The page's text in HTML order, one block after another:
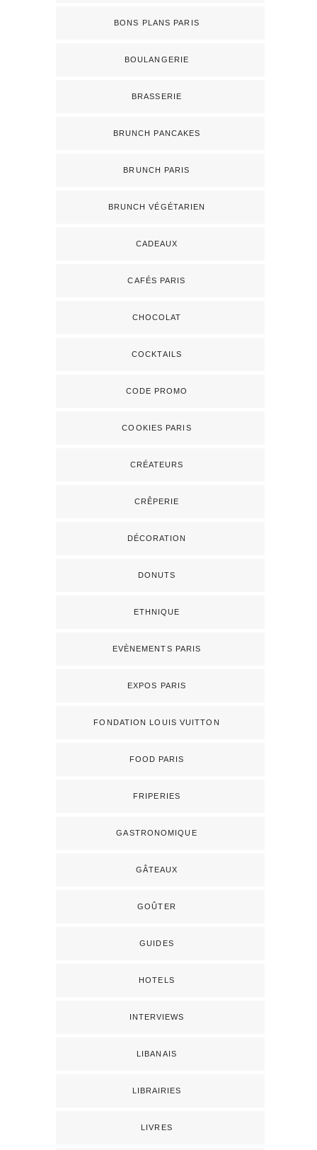
BONS PLANS PARIS
BOULANGERIE
BRASSERIE
BRUNCH PANCAKES
BRUNCH PARIS
BRUNCH VÉGÉTARIEN
CADEAUX
CAFÉS PARIS
CHOCOLAT
COCKTAILS
CODE PROMO
COOKIES PARIS
CRÉATEURS
CRÊPERIE
DÉCORATION
DONUTS
ETHNIQUE
EVÈNEMENTS PARIS
EXPOS PARIS
FONDATION LOUIS VUITTON
FOOD PARIS
FRIPERIES
GASTRONOMIQUE
GÂTEAUX
GOÛTER
GUIDES
HOTELS
INTERVIEWS
LIBANAIS
LIBRAIRIES
LIVRES